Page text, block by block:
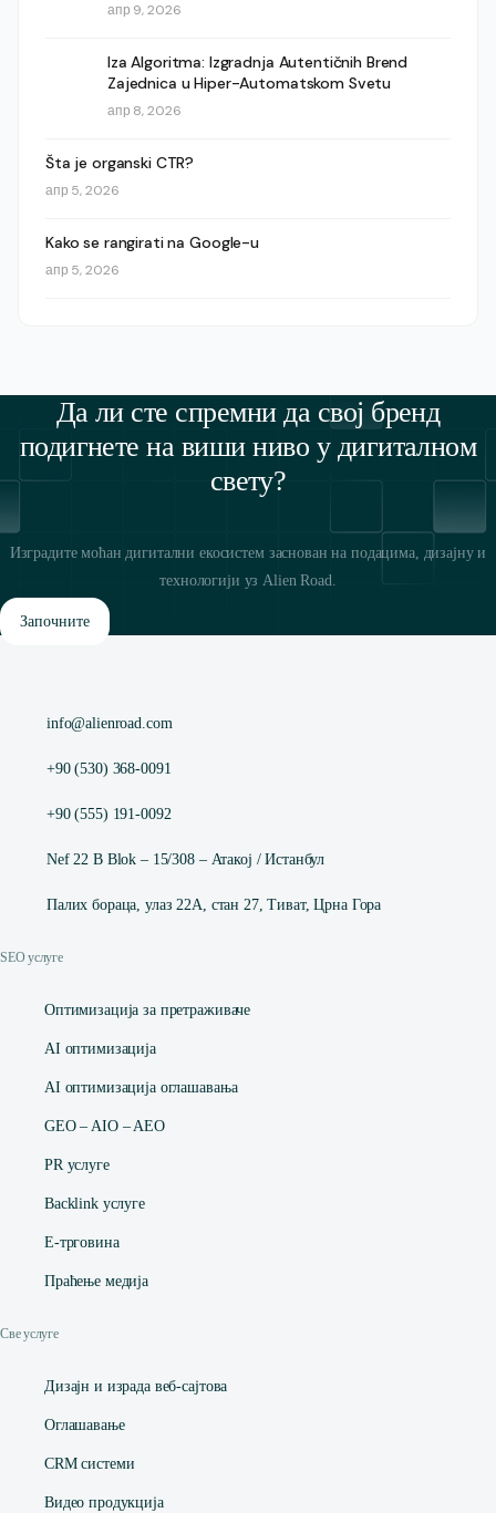
апр 9, 2026
Iza Algoritma: Izgradnja Autentičnih Brend
Zajednica u Hiper-Automatskom Svetu
апр 8, 2026
Šta je organski CTR?
апр 5, 2026
Kako se rangirati na Google-u
апр 5, 2026
Да ли сте спремни да свој бренд
подигнете на виши ниво у дигиталном
свету?
Изградите моћан дигитални екосистем заснован на подацима, дизајну и
технологији уз Alien Road.
Започните
info@alienroad.com
+90 (530) 368-0091
+90 (555) 191-0092
Nef 22 B Blok – 15/308 – Атакој / Истанбул
Палих бораца, улаз 22А, стан 27, Тиват, Црна Гора
SEO услуге
Оптимизација за претраживаче
AI оптимизација
AI оптимизација оглашавања
GEO – AIO – AEO
PR услуге
Backlink услуге
Е-трговина
Праћење медија
Све услуге
Дизајн и израда веб-сајтова
Оглашавање
CRM системи
Видео продукција